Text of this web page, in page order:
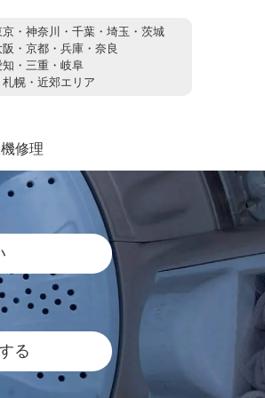
京・神奈川・千葉・埼玉・茨城
阪・京都・兵庫・奈良
知・三重・岐阜
札幌・近郊エリア
修理
る